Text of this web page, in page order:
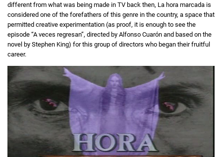
different from what was being made in TV back then, La hora marcada is
considered one of the forefathers of this genre in the country, a space that
permitted creative experimentation (as proof, it is enough to see the
episode “A veces regresan”, directed by Alfonso Cuarón and based on the
novel by Stephen King) for this group of directors who began their fruitful
career.